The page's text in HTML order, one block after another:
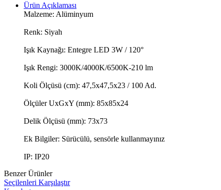
Ürün Açıklaması
Malzeme: Alüminyum
Renk: Siyah
Işık Kaynağı: Entegre LED 3W / 120°
Işık Rengi: 3000K/4000K/6500K-210 lm
Koli Ölçüsü (cm): 47,5x47,5x23 / 100 Ad.
Ölçüler UxGxY (mm): 85x85x24
Delik Ölçüsü (mm): 73x73
Ek Bilgiler: Sürücülü, sensörle kullanmayınız
IP: IP20
Benzer Ürünler
Seçilenleri Karşılaştır